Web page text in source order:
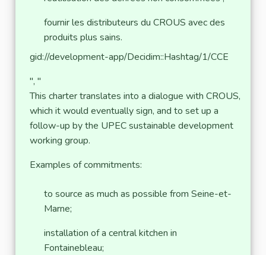
fournir les distributeurs du CROUS avec des
produits plus sains.
gid://development-app/Decidim::Hashtag/1/CCE
", "
This charter translates into a dialogue with CROUS,
which it would eventually sign, and to set up a
follow-up by the UPEC sustainable development
working group.
Examples of commitments:
to source as much as possible from Seine-et-
Marne;
installation of a central kitchen in
Fontainebleau;